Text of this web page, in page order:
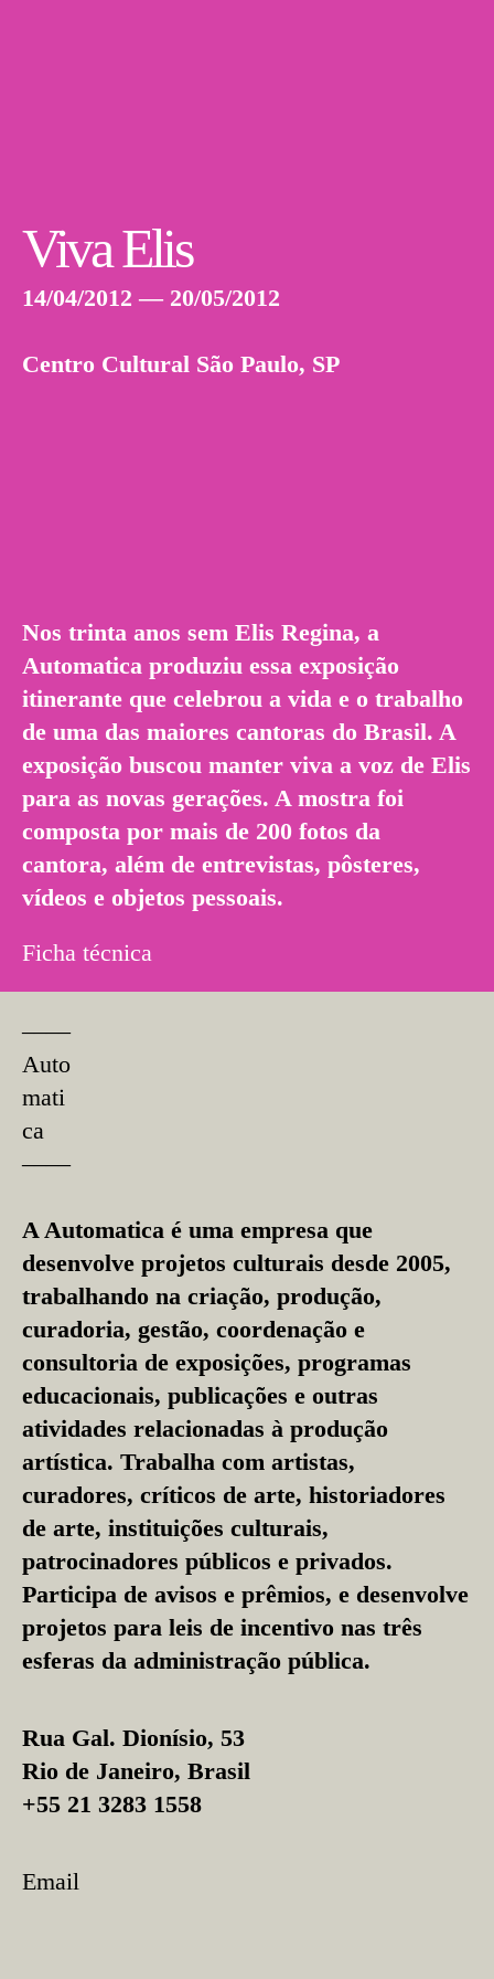
Viva Elis
14/04/2012 — 20/05/2012
Centro Cultural São Paulo, SP
Nos trinta anos sem Elis Regina, a
Automatica produziu essa exposição
itinerante que celebrou a vida e o trabalho
de uma das maiores cantoras do Brasil. A
exposição buscou manter viva a voz de Elis
para as novas gerações. A mostra foi
composta por mais de 200 fotos da
cantora, além de entrevistas, pôsteres,
vídeos e objetos pessoais.
Ficha técnica
––––
Auto
mati
ca
––––
A Automatica é uma empresa que
desenvolve projetos culturais desde 2005,
trabalhando na criação, produção,
curadoria, gestão, coordenação e
consultoria de exposições, programas
educacionais, publicações e outras
atividades relacionadas à produção
artística. Trabalha com artistas,
curadores, críticos de arte, historiadores
de arte, instituições culturais,
patrocinadores públicos e privados.
Participa de avisos e prêmios, e desenvolve
projetos para leis de incentivo nas três
esferas da administração pública.
Rua Gal. Dionísio, 53
Rio de Janeiro, Brasil
+55 21 3283 1558
Email